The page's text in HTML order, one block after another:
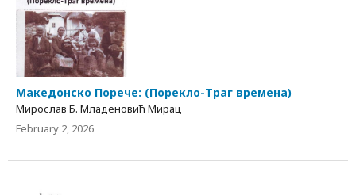
Македонско Порече: (Порекло-Траг времена)
Мирослав Б. Младеновић Мирац
February 2, 2026